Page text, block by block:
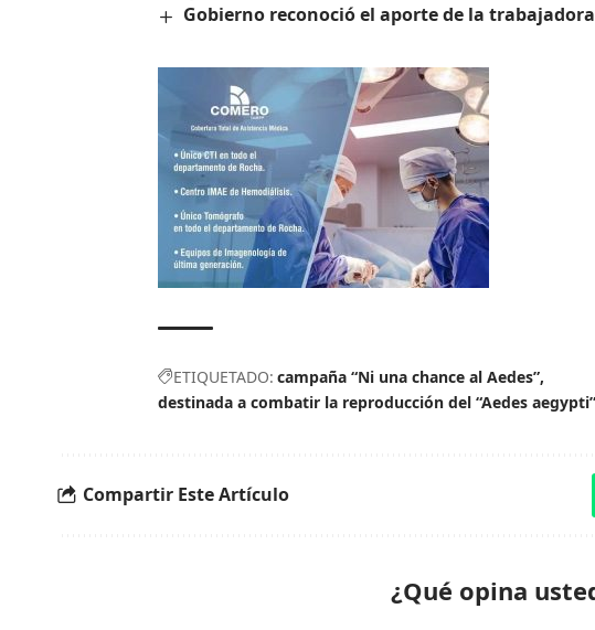
Gobierno reconoció el aporte de la
ETIQUETADO: campaña “Ni una chance al Aedes”
destinada a combatir la reproducción del “Aedes aegypti”
Compartir Este Artículo
¿Qué opina